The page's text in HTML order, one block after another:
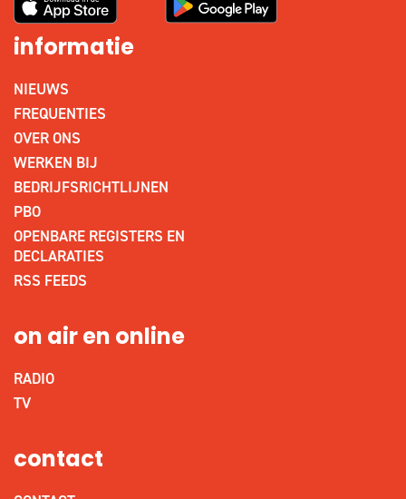
informatie
NIEUWS
FREQUENTIES
OVER ONS
WERKEN BIJ
BEDRIJFSRICHTLIJNEN
PBO
OPENBARE REGISTERS EN
DECLARATIES
RSS FEEDS
on air en online
RADIO
TV
contact